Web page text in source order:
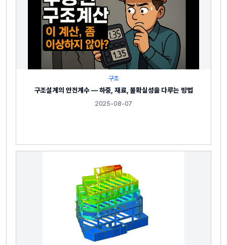
구조
구조설계의 안전계수 — 하중, 재료, 불확실성을 다루는 방법
2025-08-07